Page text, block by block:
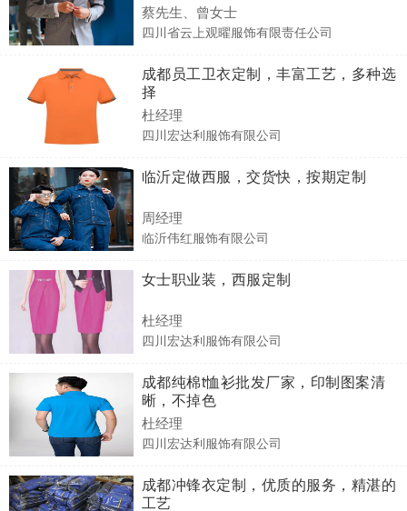
蔡先生、曾女士
四川省云上观曜服饰有限责任公司
成都员工卫衣定制，丰富工艺，多种选
择
杜经理
四川宏达利服饰有限公司
临沂定做西服，交货快，按期定制
周经理
临沂伟红服饰有限公司
女士职业装，西服定制
杜经理
四川宏达利服饰有限公司
成都纯棉t恤衫批发厂家，印制图案清
晰，不掉色
杜经理
四川宏达利服饰有限公司
成都冲锋衣定制，优质的服务，精湛的
工艺